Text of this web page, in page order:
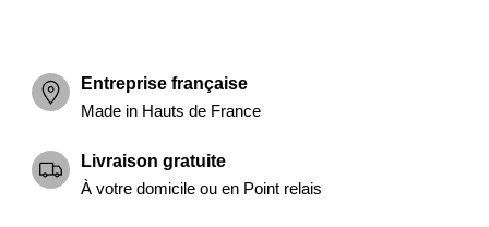
Entreprise française
Made in Hauts de France
Livraison gratuite
À votre domicile ou en Point relais